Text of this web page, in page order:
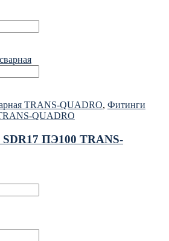
TRANS-QUADRO, Фитинги
QUADRO
ПЭ100 TRANS-